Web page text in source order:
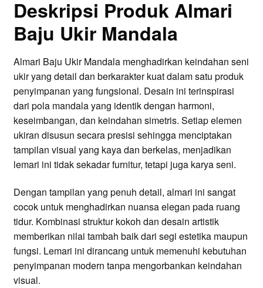
Deskripsi Produk Almari
Baju Ukir Mandala
Almari Baju Ukir Mandala menghadirkan keindahan seni
ukir yang detail dan berkarakter kuat dalam satu produk
penyimpanan yang fungsional. Desain ini terinspirasi
dari pola mandala yang identik dengan harmoni,
keseimbangan, dan keindahan simetris. Setiap elemen
ukiran disusun secara presisi sehingga menciptakan
tampilan visual yang kaya dan berkelas, menjadikan
lemari ini tidak sekadar furnitur, tetapi juga karya seni.
Dengan tampilan yang penuh detail, almari ini sangat
cocok untuk menghadirkan nuansa elegan pada ruang
tidur. Kombinasi struktur kokoh dan desain artistik
memberikan nilai tambah baik dari segi estetika maupun
fungsi. Lemari ini dirancang untuk memenuhi kebutuhan
penyimpanan modern tanpa mengorbankan keindahan
visual.